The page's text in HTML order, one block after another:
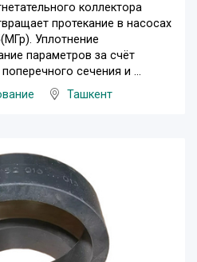
коллектора
протекание в насосах
Уплотнение
параметров за счёт
сечения и ...
Ташкент